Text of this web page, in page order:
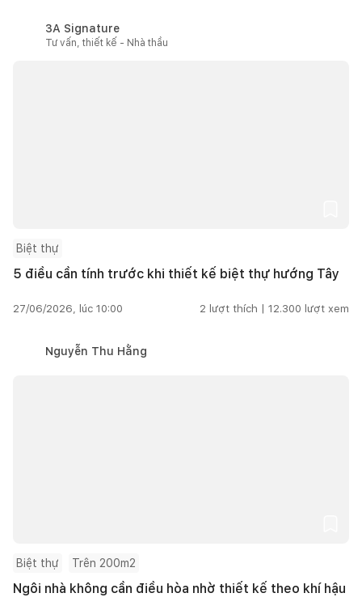
3A Signature
Tư vấn, thiết kế - Nhà thầu
Biệt thự
5 điều cần tính trước khi thiết kế biệt thự hướng Tây
27/06/2026, lúc 10:00 2 lượt thích | 12.300 lượt xem
Nguyễn Thu Hằng
Biệt thự Trên 200m2
Ngôi nhà không cần điều hòa nhờ thiết kế theo khí hậu